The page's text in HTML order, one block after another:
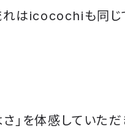
れはicocochiも同じ
」を体感していただ